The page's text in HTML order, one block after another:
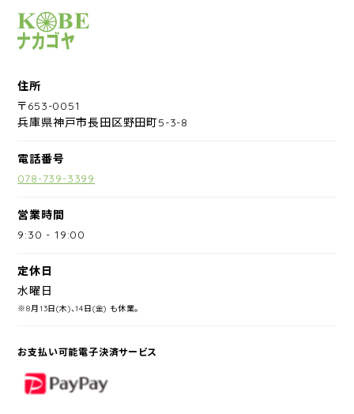
サイクルショップナカゴヤ
住所
〒653-0051
兵庫県神戸市長田区野田町5-3-8
電話番号
078-739-3399
営業時間
9:30 -19:00
定休日
水曜日
※8月13日(木)、14日(金) も休業。
お支払い可能電子決済サービス
PayPay